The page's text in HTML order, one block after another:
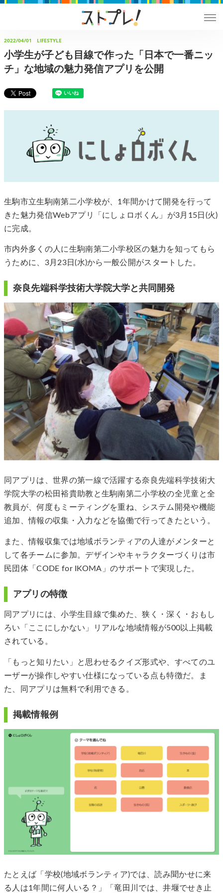
2022/04/01 LIFESTYLE
小学生が子ども目線で作った「日本で一番ニッ
チ」な地域の魅力発信アプリを公開
生駒市立生駒南第二小学校が、1年間かけて開発を行って
きた魅力発信Webアプリ「にしょロボくん」が3月15日(火)
に完成。
市内外多くの人に生駒南第二小学校区の魅力を知ってもら
うために、3月23日(水)から一般公開がスタートした。
奈良先端科学技術大学院大学と共同開発
同アプリは、世界の第一線で活躍する奈良先端科学技術大
学院大学の松田裕貴助教と生駒南第二小学校の全児童と全
教員が、何度もミーティングを重ね、システム開発や機能
追加、情報の収集・入力などを協働で行ってきたという。
また、情報収集では地域ボランティアの人達がメンターと
して各チームに参加。デザインやキャラクターづくりは市
民団体「CODE for IKOMA」のサポートで実現した。
アプリの特徴
同アプリには、小学生目線で集めた、狭く・深く・おもし
ろい「ここにしかない」リアルな地域情報が500以上掲載
されている。
「もっと知りたい」と思わせるクイズ形式や、すべてのユ
ーザーが操作しやすい仕様になっている点も特徴だ。ま
た、同アプリは無料で利用できる。
掲載情報例
たとえば「学校(地域ボランティア)では、読み聞かせに来
る人は1年間に何人いる？」「竜田川では、井堰でせき止